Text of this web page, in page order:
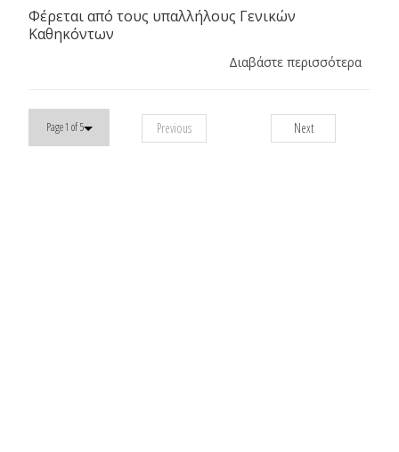
Φέρεται από τους υπαλλήλους Γενικών
Καθηκόντων
Διαβάστε περισσότερα
Page 1 of 5 Previous Next